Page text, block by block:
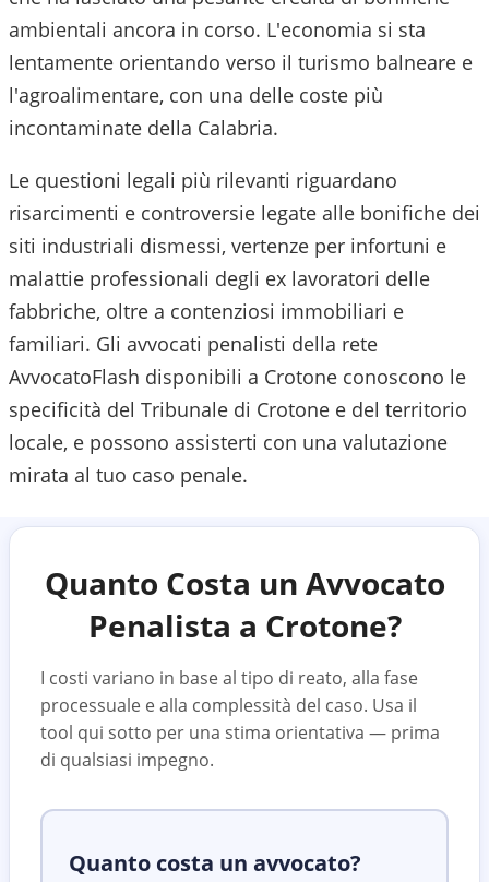
ambientali ancora in corso. L'economia si sta
lentamente orientando verso il turismo balneare e
l'agroalimentare, con una delle coste più
incontaminate della Calabria.
Le questioni legali più rilevanti riguardano
risarcimenti e controversie legate alle bonifiche dei
siti industriali dismessi, vertenze per infortuni e
malattie professionali degli ex lavoratori delle
fabbriche, oltre a contenziosi immobiliari e
familiari. Gli avvocati penalisti della rete
AvvocatoFlash disponibili a Crotone conoscono le
specificità del Tribunale di Crotone e del territorio
locale, e possono assisterti con una valutazione
mirata al tuo caso penale.
Quanto Costa un Avvocato
Penalista a Crotone?
I costi variano in base al tipo di reato, alla fase
processuale e alla complessità del caso. Usa il
tool qui sotto per una stima orientativa — prima
di qualsiasi impegno.
Quanto costa un avvocato?